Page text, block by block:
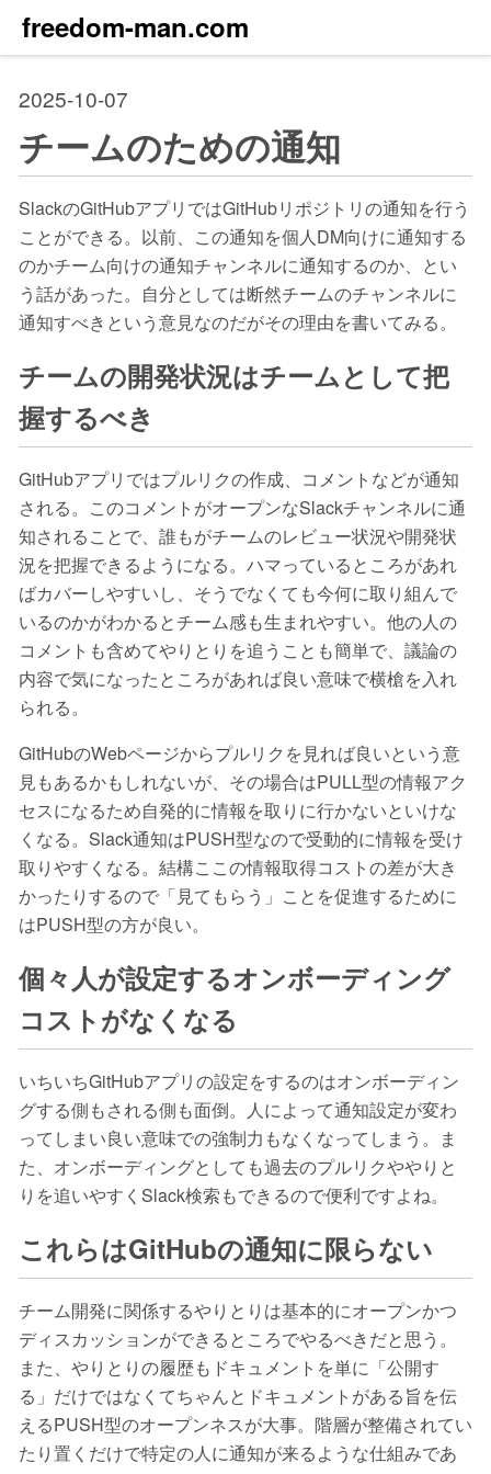
freedom-man.com
2025-10-07
チームのための通知
SlackのGitHubアプリではGitHubリポジトリの通知を行う
ことができる。以前、この通知を個人DM向けに通知する
のかチーム向けの通知チャンネルに通知するのか、とい
う話があった。自分としては断然チームのチャンネルに
通知すべきという意見なのだがその理由を書いてみる。
チームの開発状況はチームとして把
握するべき
GitHubアプリではプルリクの作成、コメントなどが通知
される。このコメントがオープンなSlackチャンネルに通
知されることで、誰もがチームのレビュー状況や開発状
況を把握できるようになる。ハマっているところがあれ
ばカバーしやすいし、そうでなくても今何に取り組んで
いるのかがわかるとチーム感も生まれやすい。他の人の
コメントも含めてやりとりを追うことも簡単で、議論の
内容で気になったところがあれば良い意味で横槍を入れ
られる。
GitHubのWebページからプルリクを見れば良いという意
見もあるかもしれないが、その場合はPULL型の情報アク
セスになるため自発的に情報を取りに行かないといけな
くなる。Slack通知はPUSH型なので受動的に情報を受け
取りやすくなる。結構ここの情報取得コストの差が大き
かったりするので「見てもらう」ことを促進するために
はPUSH型の方が良い。
個々人が設定するオンボーディング
コストがなくなる
いちいちGitHubアプリの設定をするのはオンボーディン
グする側もされる側も面倒。人によって通知設定が変わ
ってしまい良い意味での強制力もなくなってしまう。ま
た、オンボーディングとしても過去のプルリクややりと
りを追いやすくSlack検索もできるので便利ですよね。
これらはGitHubの通知に限らない
チーム開発に関係するやりとりは基本的にオープンかつ
ディスカッションができるところでやるべきだと思う。
また、やりとりの履歴もドキュメントを単に「公開す
る」だけではなくてちゃんとドキュメントがある旨を伝
えるPUSH型のオープンネスが大事。階層が整備されてい
たり置くだけで特定の人に通知が来るような仕組みであ